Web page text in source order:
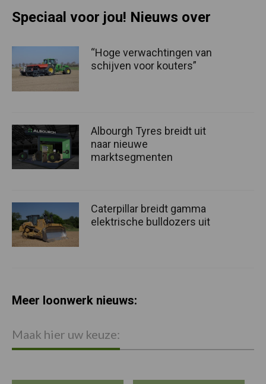
Speciaal voor jou! Nieuws over
“Hoge verwachtingen van
schijven voor kouters”
Albourgh Tyres breidt uit
naar nieuwe
marktsegmenten
Caterpillar breidt gamma
elektrische bulldozers uit
Meer loonwerk nieuws:
Maak hier uw keuze: